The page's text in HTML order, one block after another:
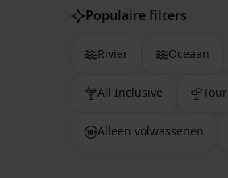
Populaire filters
Rivier Oceaan
All Inclusive Tour
Alleen volwassenen